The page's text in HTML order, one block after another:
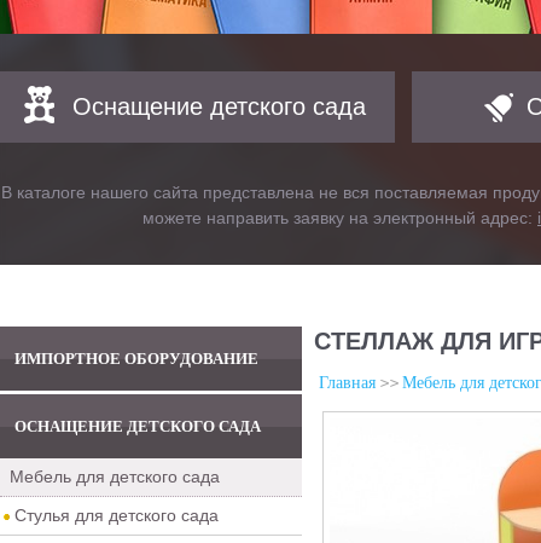
Оснащение детского сада
В каталоге нашего сайта представлена не вся поставляемая
можете направить заявку на электронный адрес:
ИМПОРТНОЕ ОБОРУДОВАНИЕ
ОСНАЩЕНИЕ ДЕТСКОГО САДА
Мебель для детского сада
Стулья для детского сада
СТЕЛЛАЖ ДЛЯ
Главная Мебель для